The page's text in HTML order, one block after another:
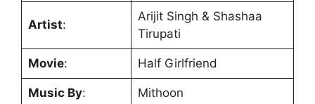
Artist:
Arijit Singh & Shashaa
Tirupati
Movie: Half Girlfriend
Music By: Mithoon